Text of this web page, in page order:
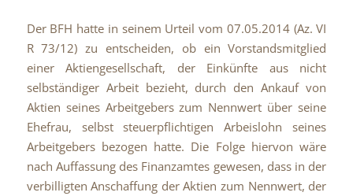
Der BFH hatte in seinem Urteil vom 07.05.2014 (Az. VI
R 73/12) zu entscheiden, ob ein Vorstandsmitglied
einer Aktiengesellschaft, der Einkünfte aus nicht
selbständiger Arbeit bezieht, durch den Ankauf von
Aktien seines Arbeitgebers zum Nennwert über seine
Ehefrau, selbst steuerpflichtigen Arbeislohn seines
Arbeitgebers bezogen hatte. Die Folge hiervon wäre
nach Auffassung des Finanzamtes gewesen, dass in der
verbilligten Anschaffung der Aktien zum Nennwert, der